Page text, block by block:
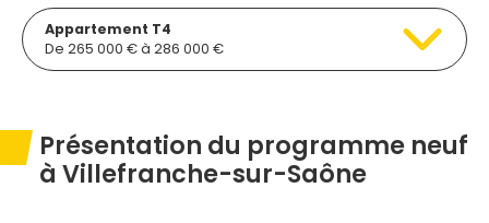
Appartement T4
De 265 000 € à 286 000 €
Présentation du programme neuf
à Villefranche-sur-Saône